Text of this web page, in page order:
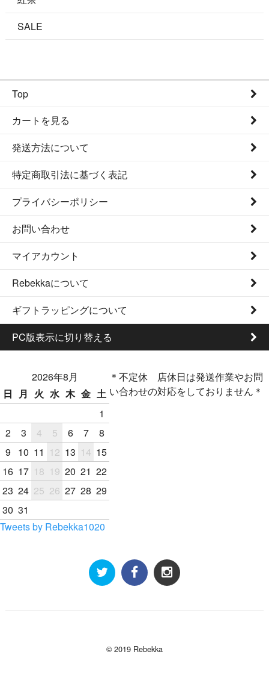
SALE
Top
カートを見る
発送方法について
特定商取引法に基づく表記
プライバシーポリシー
お問い合わせ
マイアカウント
Rebekkaについて
ギフトラッピングについて
PC版表示に切り替える
2026年8月
日
月 火 水 木 金 土
1
2
3 4 5 6 7
8
9
10 11 12 13 14 15
16 17 18 19 20 21 22
23 24 25 26 27 28 29
30 31
＊不定休 店休日は発送作業やお問
い合わせの対応をしておりません＊
Tweets by Rebekka1020
© 2019 Rebekka